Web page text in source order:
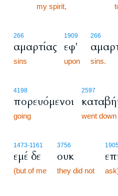
my spirit,
266
αμαρτίας
sins
1909
εφ'
upon
266
sins.
4198
πορευόμενοι
going
2597
went down
1473-1161
εμέ δε
(but of me
3756
ουκ
they did not